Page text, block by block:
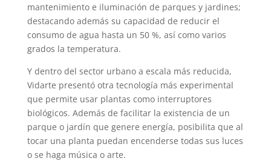
mantenimiento e iluminación de parques y jardines;
destacando además su capacidad de reducir el
consumo de agua hasta un 50 %, así como varios
grados la temperatura.
Y dentro del sector urbano a escala más reducida,
Vidarte presentó otra tecnología más experimental
que permite usar plantas como interruptores
biológicos. Además de facilitar la existencia de un
parque o jardín que genere energía, posibilita que al
tocar una planta puedan encenderse todas sus luces
o se haga música o arte.